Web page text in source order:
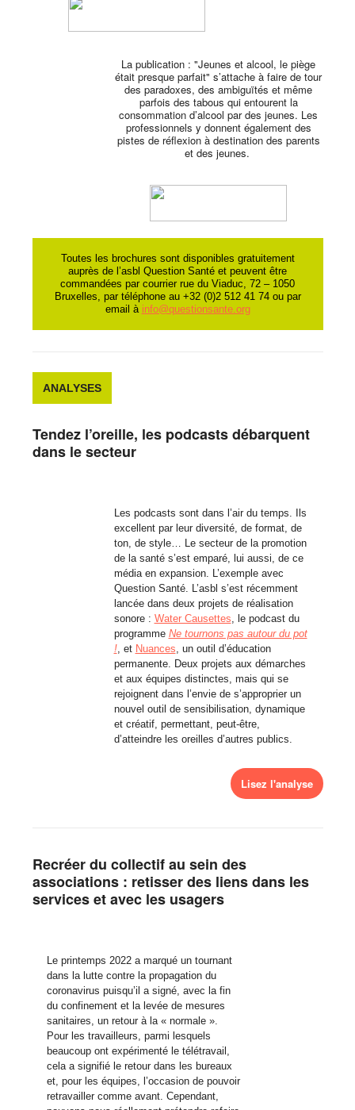
La publication : "Jeunes et alcool, le piège
était presque parfait" s’attache à faire de tour
des paradoxes, des ambiguïtés et même
parfois des tabous qui entourent la
consommation d’alcool par des jeunes. Les
professionnels y donnent également des
pistes de réflexion à destination des parents
et des jeunes.
Toutes les brochures sont disponibles gratuitement
auprès de l’asbl Question Santé et peuvent être
commandées par courrier rue du Viaduc, 72 – 1050
Bruxelles, par téléphone au +32 (0)2 512 41 74 ou par
email à info@questionsante.org
ANALYSES
Tendez l’oreille, les podcasts débarquent
dans le secteur
Les podcasts sont dans l’air du temps. Ils
excellent par leur diversité, de format, de
ton, de style… Le secteur de la promotion
de la santé s’est emparé, lui aussi, de ce
média en expansion. L’exemple avec
Question Santé. L’asbl s’est récemment
lancée dans deux projets de réalisation
sonore : Water Causettes, le podcast du
programme Ne tournons pas autour du pot
!, et Nuances, un outil d’éducation
permanente. Deux projets aux démarches
et aux équipes distinctes, mais qui se
rejoignent dans l’envie de s’approprier un
nouvel outil de sensibilisation, dynamique
et créatif, permettant, peut-être,
d’atteindre les oreilles d’autres publics.
Lisez l'analyse
Recréer du collectif au sein des
associations : retisser des liens dans les
services et avec les usagers
Le printemps 2022 a marqué un tournant
dans la lutte contre la propagation du
coronavirus puisqu’il a signé, avec la fin
du confinement et la levée de mesures
sanitaires, un retour à la « normale ».
Pour les travailleurs, parmi lesquels
beaucoup ont expérimenté le télétravail,
cela a signifié le retour dans les bureaux
et, pour les équipes, l’occasion de pouvoir
retravailler comme avant. Cependant,